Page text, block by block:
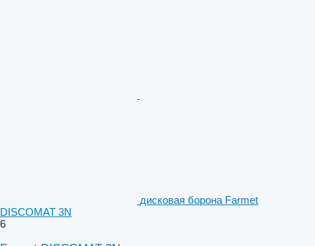
дисковая борона Farmet
DISCOMAT 3N
6